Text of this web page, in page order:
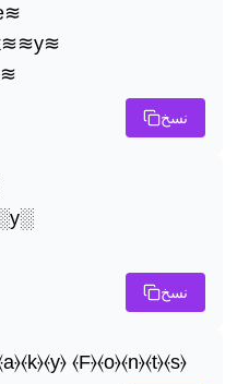
نسخ
نسخ
⦑F⦒⦑o⦒⦑n⦒⦑t⦒⦑s⦒